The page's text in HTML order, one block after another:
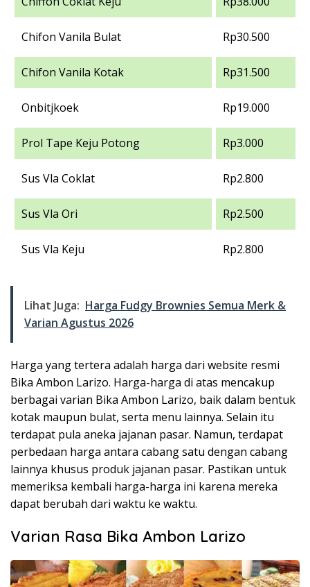
Chifon Vanila Bulat Rp30.500
Chifon Vanila Kotak Rp31.500
Onbitjkoek Rp19.000
Prol Tape Keju Potong Rp3.000
Sus Vla Coklat Rp2.800
Sus Vla Ori Rp2.500
Sus Vla Keju Rp2.800
Lihat Juga: Harga Fudgy Brownies Semua Merk &
Varian Agustus 2026
Harga yang tertera adalah harga dari website resmi
Bika Ambon Larizo. Harga-harga di atas mencakup
berbagai varian Bika Ambon Larizo, baik dalam bentuk
kotak maupun bulat, serta menu lainnya. Selain itu
terdapat pula aneka jajanan pasar. Namun, terdapat
perbedaan harga antara cabang satu dengan cabang
lainnya khusus produk jajanan pasar. Pastikan untuk
memeriksa kembali harga-harga ini karena mereka
dapat berubah dari waktu ke waktu.
Varian Rasa Bika Ambon Larizo